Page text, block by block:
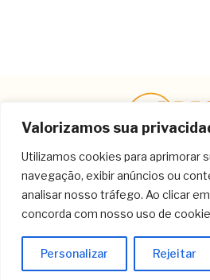
Valorizamos sua
Utilizamos cookies para aprimorar
navegação, exibir anúncios ou
analisar nosso tráfego. Ao clicar
concorda com nosso uso de
Personalizar Rejeitar
Contato
(11) 3259-